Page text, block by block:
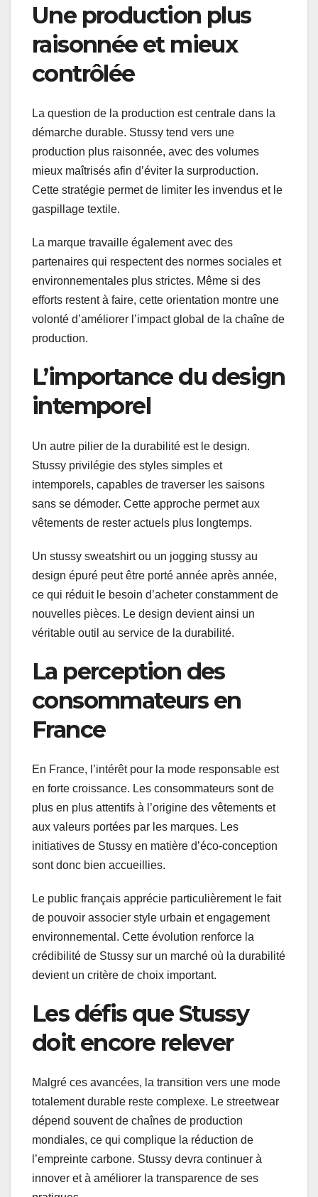
Une production plus
raisonnée et mieux
contrôlée
La question de la production est centrale dans la
démarche durable. Stussy tend vers une
production plus raisonnée, avec des volumes
mieux maîtrisés afin d’éviter la surproduction.
Cette stratégie permet de limiter les invendus et le
gaspillage textile.
La marque travaille également avec des
partenaires qui respectent des normes sociales et
environnementales plus strictes. Même si des
efforts restent à faire, cette orientation montre une
volonté d’améliorer l’impact global de la chaîne de
production.
L’importance du design
intemporel
Un autre pilier de la durabilité est le design.
Stussy privilégie des styles simples et
intemporels, capables de traverser les saisons
sans se démoder. Cette approche permet aux
vêtements de rester actuels plus longtemps.
Un stussy sweatshirt ou un jogging stussy au
design épuré peut être porté année après année,
ce qui réduit le besoin d’acheter constamment de
nouvelles pièces. Le design devient ainsi un
véritable outil au service de la durabilité.
La perception des
consommateurs en
France
En France, l’intérêt pour la mode responsable est
en forte croissance. Les consommateurs sont de
plus en plus attentifs à l’origine des vêtements et
aux valeurs portées par les marques. Les
initiatives de Stussy en matière d’éco-conception
sont donc bien accueillies.
Le public français apprécie particulièrement le fait
de pouvoir associer style urbain et engagement
environnemental. Cette évolution renforce la
crédibilité de Stussy sur un marché où la durabilité
devient un critère de choix important.
Les défis que Stussy
doit encore relever
Malgré ces avancées, la transition vers une mode
totalement durable reste complexe. Le streetwear
dépend souvent de chaînes de production
mondiales, ce qui complique la réduction de
l’empreinte carbone. Stussy devra continuer à
innover et à améliorer la transparence de ses